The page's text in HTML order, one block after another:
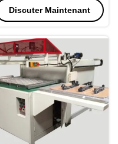
Tableau
Discuter Maintenant